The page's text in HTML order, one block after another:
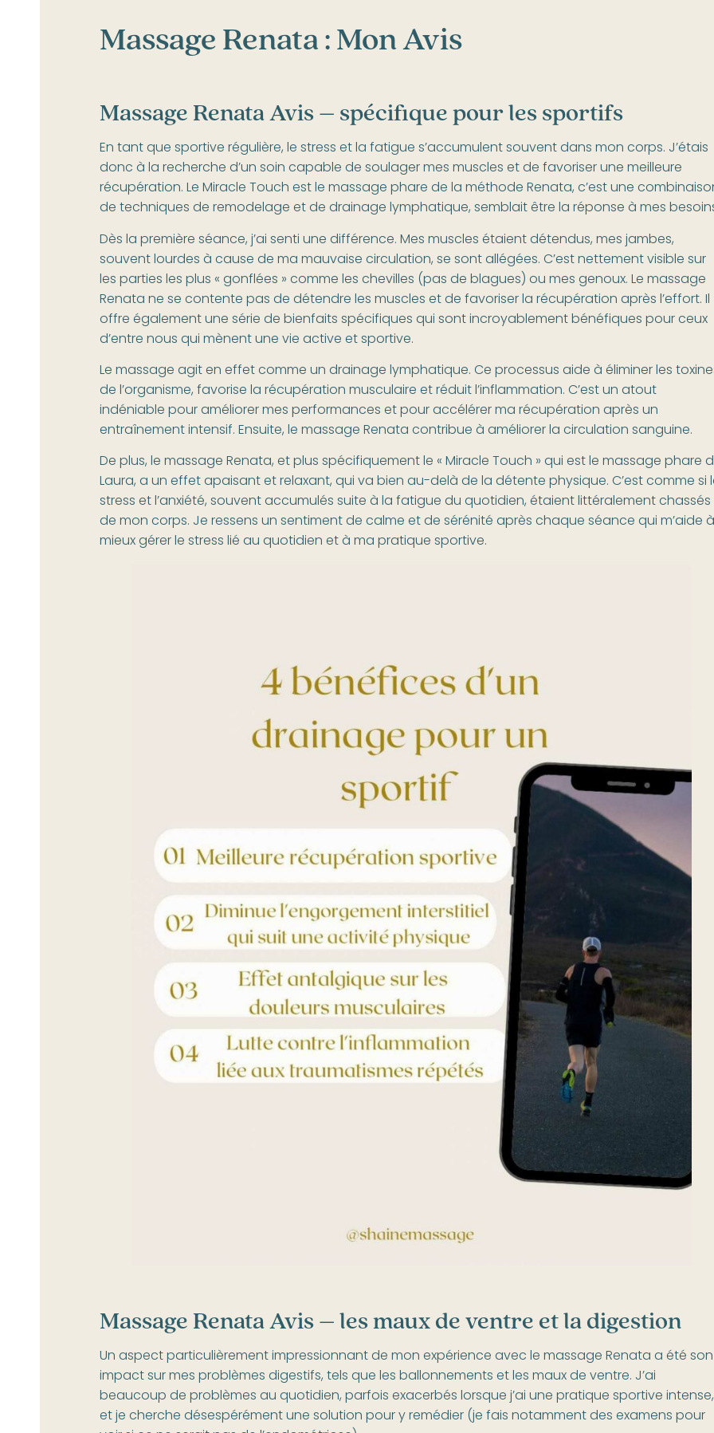
Massage Renata : Mon Avis
Massage Renata Avis– spécifique pour les sportifs
En tant que sportive régulière, le stress et la fatigue s’accumulent souvent dans mon corps. J’étais
donc à la recherche d’un soin capable de soulager mes muscles et de favoriser une meilleure
récupération. Le Miracle Touch est le massage phare de la méthode Renata, c’est une
de techniques de remodelage et de drainage lymphatique, semblait être la réponse à mes
Dès la première séance, j’ai senti une différence. Mes muscles étaient détendus, mes jambes,
souvent lourdes à cause de ma mauvaise circulation, se sont allégées. C’est nettement visible sur
les parties les plus « gonflées » comme les chevilles (pas de blagues) ou mes genoux. Le massage
Renata ne se contente pas de détendre les muscles et de favoriser la récupération après l’effort. Il
offre également une série de bienfaits spécifiques qui sont incroyablement bénéfiques pour ceux
d’entre nous qui mènent une vie active et sportive.
Le massage agit en effet comme un drainage lymphatique. Ce processus aide à éliminer les
de l’organisme, favorise la récupération musculaire et réduit l’inflammation. C’est un atout
indéniable pour améliorer mes performances et pour accélérer ma récupération après un
entraînement intensif. Ensuite, le massage Renata contribue à améliorer la circulation sanguine.
De plus, le massage Renata, et plus spécifiquement le « Miracle Touch » qui est le massage phare
Laura, a un effet apaisant et relaxant, qui va bien au-delà de la détente physique. C’est comme si
stress et l’anxiété, souvent accumulés suite à la fatigue du quotidien, étaient littéralement chassés
de mon corps. Je ressens un sentiment de calme et de sérénité après chaque séance qui m’aide à
mieux gérer le stress lié au quotidien et à ma pratique sportive.
Massage Renata Avis– les maux de ventre et la digestion
Un aspect particulièrement impressionnant de mon expérience avec le massage Renata a été son
impact sur mes problèmes digestifs, tels que les ballonnements et les maux de ventre. J’ai
beaucoup de problèmes au quotidien, parfois exacerbés lorsque j’ai une pratique sportive intense,
et je cherche désespérément une solution pour y remédier (je fais notamment des examens pour